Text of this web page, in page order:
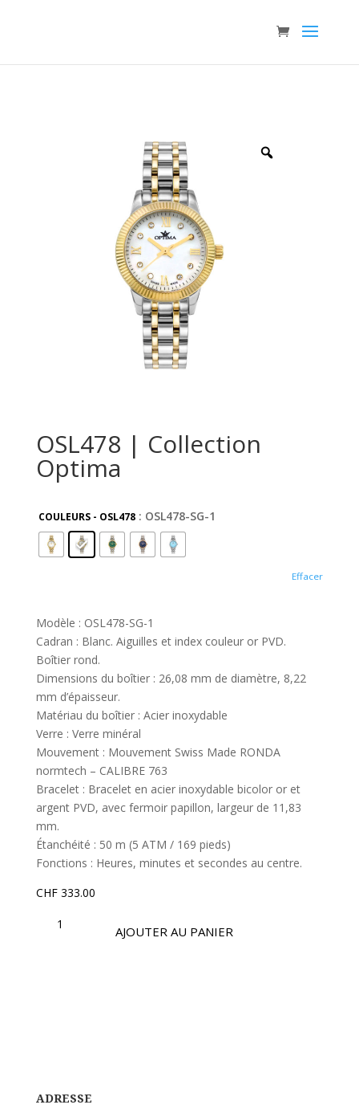
OSL478 | Collection
Optima
COULEURS - OSL478 : OSL478-SG-1
Effacer
Modèle : OSL478-SG-1
Cadran : Blanc. Aiguilles et index couleur or PVD.
Boîtier rond.
Dimensions du boîtier : 26,08 mm de diamètre, 8,22
mm d’épaisseur.
Matériau du boîtier : Acier inoxydable
Verre : Verre minéral
Mouvement : Mouvement Swiss Made RONDA
normtech – CALIBRE 763
Bracelet : Bracelet en acier inoxydable bicolor or et
argent PVD, avec fermoir papillon, largeur de 11,83
mm.
Étanchéité : 50 m (5 ATM / 169 pieds)
Fonctions : Heures, minutes et secondes au centre.
CHF333.00
AJOUTER AU PANIER
ADRESSE